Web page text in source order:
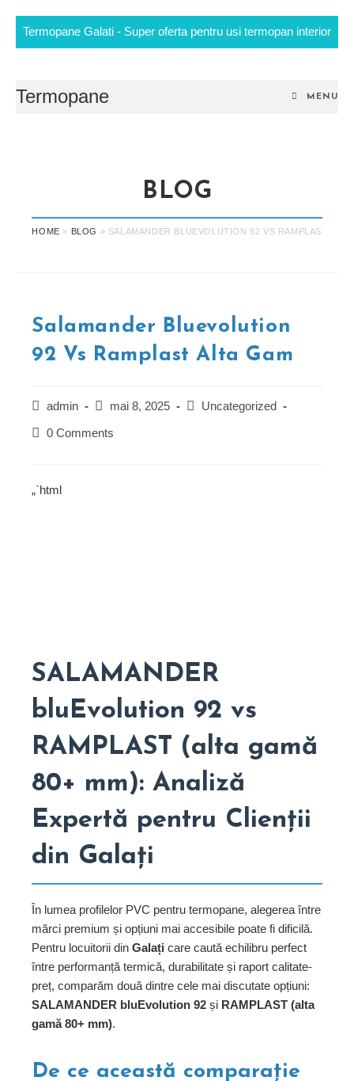
Termopane Galati - Super oferta pentru usi termopan interior
content
Termopane MENU
BLOG
HOME » BLOG » SALAMANDER BLUEVOLUTION 92 VS RAMPLAST ALTA
Salamander Bluevolution
92 Vs Ramplast Alta Gam
Postadmin
Postmai 8, 2025
PostUncategorized
Post0 Comments
„`html
SALAMANDER
bluEvolution 92 vs
RAMPLAST (alta gamă
80+ mm): Analiză
Expertă pentru Clienții
din Galați
În lumea profilelor PVC pentru termopane, alegerea între
mărci premium și opțiuni mai accesibile poate fi dificilă.
Pentru locuitorii dinGalați care caută echilibru perfect
între performanță termică, durabilitate și raport calitate-
preț, comparăm două dintre cele mai discutate opțiuni:
SALAMANDER bluEvolution 92 și RAMPLAST (alta
gamă 80+ mm).
De ce această comparație